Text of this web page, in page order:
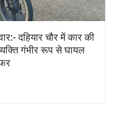
दहियार चौर में कार की
गंभीर रूप से घायल